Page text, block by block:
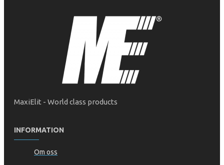
MaxiElit - World class products
INFORMATION
Om oss